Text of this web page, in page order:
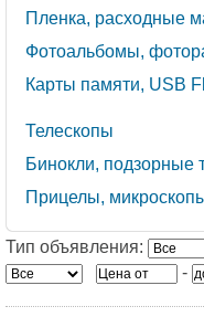
Пленка, расходные
Фотоальбомы,
Карты памяти, USB
Телескопы
Бинокли, подзорные
Прицелы,
Тип объявления:
-